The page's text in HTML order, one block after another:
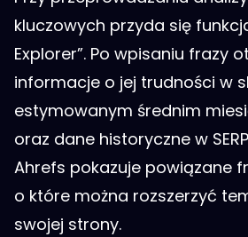
kluczowych przyda się
Explorer”. Po wpisaniu frazy
informacje o jej trudności w
estymowanym średnim
oraz dane historyczne w
Ahrefs pokazuje powiązane
o które można rozszerzyć
swojej strony.